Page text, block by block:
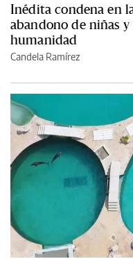
Inédita condena en
abandono de niñas
humanidad
Candela Ramírez